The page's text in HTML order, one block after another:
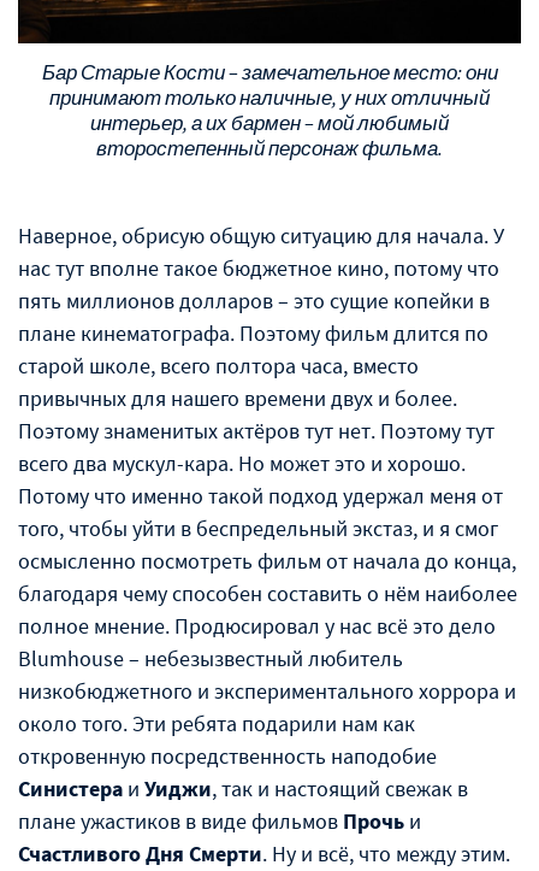
Бар Старые Кости – замечательное место: они
принимают только наличные, у них отличный
интерьер, а их бармен – мой любимый
второстепенный персонаж фильма.
Наверное, обрисую общую ситуацию для начала. У
нас тут вполне такое бюджетное кино, потому что
пять миллионов долларов – это сущие копейки в
плане кинематографа. Поэтому фильм длится по
старой школе, всего полтора часа, вместо
привычных для нашего времени двух и более.
Поэтому знаменитых актёров тут нет. Поэтому тут
всего два мускул-кара. Но может это и хорошо.
Потому что именно такой подход удержал меня от
того, чтобы уйти в беспредельный экстаз, и я смог
осмысленно посмотреть фильм от начала до конца,
благодаря чему способен составить о нём наиболее
полное мнение. Продюсировал у нас всё это дело
Blumhouse – небезызвестный любитель
низкобюджетного и экспериментального хоррора и
около того. Эти ребята подарили нам как
откровенную посредственность наподобие
Синистера и Уиджи, так и настоящий свежак в
плане ужастиков в виде фильмов Прочь и
Счастливого Дня Смерти. Ну и всё, что между этим.